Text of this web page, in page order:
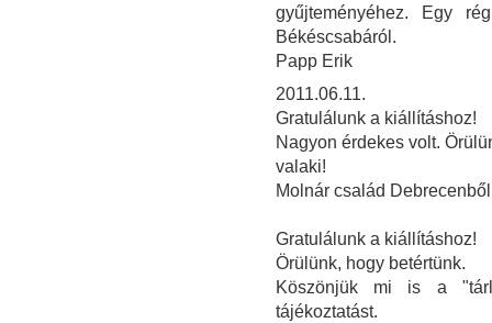
gyűjteményéhez. Egy
Békéscsabáról.
Papp Erik
2011.06.11.
Gratulálunk a kiállításhoz!
Nagyon érdekes volt.
valaki!
Molnár család Debrecenből
Gratulálunk a kiállításhoz!
Örülünk, hogy betértünk.
Köszönjük mi is a
tájékoztatást.